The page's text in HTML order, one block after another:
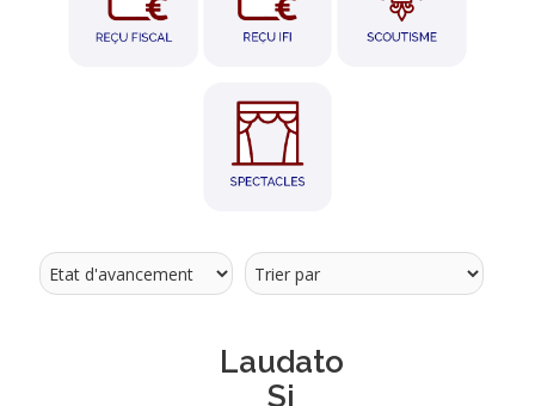
Laudato
Si